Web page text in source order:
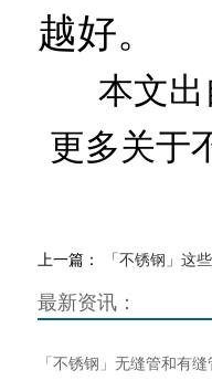
越好。
本文
更多关于
上一篇： 「不锈钢」这
最新资讯：
「不锈钢」无缝管和有